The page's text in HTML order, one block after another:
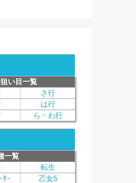
い目一覧
さ行
は行
ら・わ行
一覧
転生
ﾀｰ
乙女5